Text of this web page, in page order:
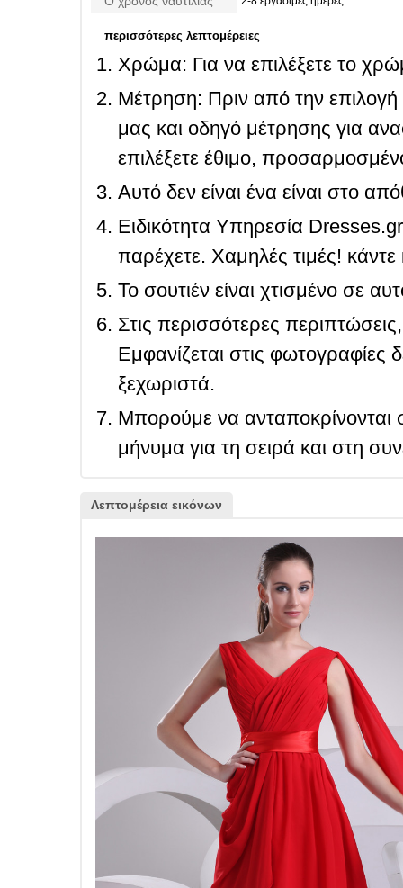
περισσότερες λεπτομέρειες
Χρώμα: Για να επιλέξετε το
Μέτρηση: Πριν από την
μας και οδηγό μέτρησης για
επιλέξετε έθιμο,
Αυτό δεν είναι ένα είναι στο
Ειδικότητα Υπηρεσία
παρέχετε. Χαμηλές τιμές! κάντε
Το σουτιέν είναι χτισμένο σε
Στις περισσότερες
Εμφανίζεται στις φωτογραφίες
ξεχωριστά.
Μπορούμε να ανταποκρίνονται
μήνυμα για τη σειρά και στη
Λεπτομέρεια εικόνων